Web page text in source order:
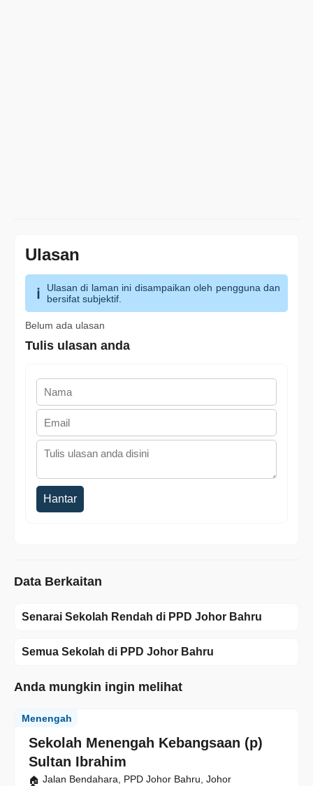
Ulasan
Ulasan di laman ini disampaikan oleh pengguna dan
bersifat subjektif.
Belum ada ulasan
Tulis ulasan anda
Hantar
Data Berkaitan
Senarai Sekolah Rendah di PPD Johor Bahru
Semua Sekolah di PPD Johor Bahru
Anda mungkin ingin melihat
Sekolah Menengah Kebangsaan (p)
Sultan Ibrahim
Menengah
Jalan Bendahara, PPD Johor Bahru, Johor